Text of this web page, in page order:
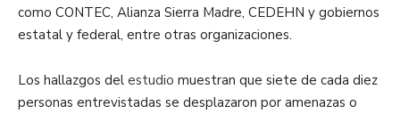
como CONTEC, Alianza Sierra Madre, CEDEHN y gobiernos
estatal y federal, entre otras organizaciones.
Los hallazgos del estudio muestran que siete de cada diez
personas entrevistadas se desplazaron por amenazas o